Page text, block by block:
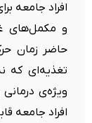
افراد جامعه
و مکمل‌های
حاضر زمان
تغذیه‌ای که
ویژه‌ی‌
افراد جامعه